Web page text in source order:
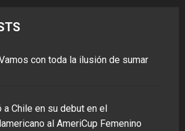
con toda la ilusión de sumar
Chile en su debut en el
al AmeriCup Femenino